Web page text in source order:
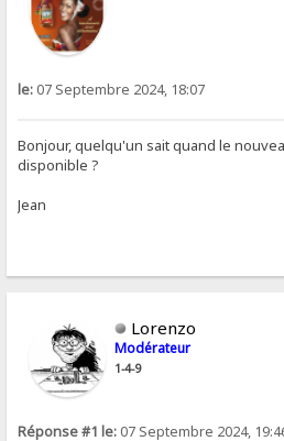
le: 07 Septembre 2024, 18:07
Bonjour, quelqu'un sait quand le
disponible ?
Jean
Lorenzo
Modérateur
1-4-9
Réponse #1 le: 07 Septembre 2024,